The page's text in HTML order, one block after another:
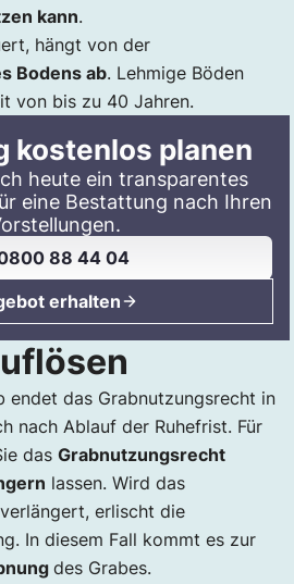
kann.
hängt von der
Bodens ab. Lehmige Böden
von bis zu 40 Jahren.
kostenlos planen
heute ein transparentes
eine Bestattung nach Ihren
88 44 04
erhalten
endet das Grabnutzungsrecht in
nach Ablauf der Ruhefrist. Für
das Grabnutzungsrecht
lassen. Wird das
erlischt die
In diesem Fall kommt es zur
des Grabes.